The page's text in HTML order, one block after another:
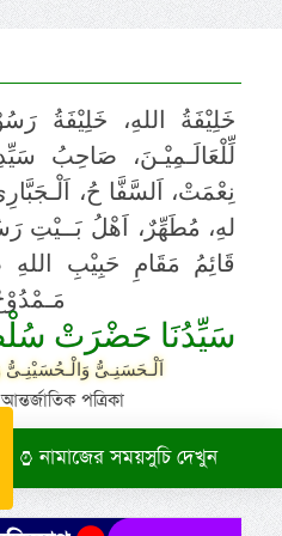
خَلِيْفَةُ اللهِ، خَلِيْفَةُ
لِّلْعَالَـمِيْـنَ، صَاحِبُ
نِعْمَتْ، اَلسَّفَّا حُ،
لهِ، مُطَهِّرٌ، اَهْلُ بَــيْتِ
قَائِمُ مَقَامِ حَبِيْبِ اللهِ
سَيِّدُنَا حَضْرَتْ
اَلْـحَسَنِـىُّ
পত্রিকা
নামাজের সময়সুচি দেখুন